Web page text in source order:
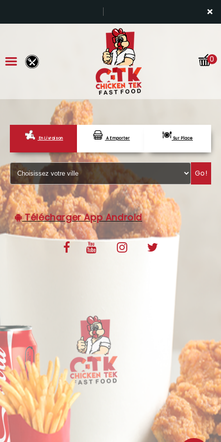
×
LA CARTE
VOTRE COMPTE
NOTRE RESTAURANT
VOS AVIS
MENTIONS LÉGALES
0
En Livraison A Emporter Sur Place
Go!
Télécharger App Android